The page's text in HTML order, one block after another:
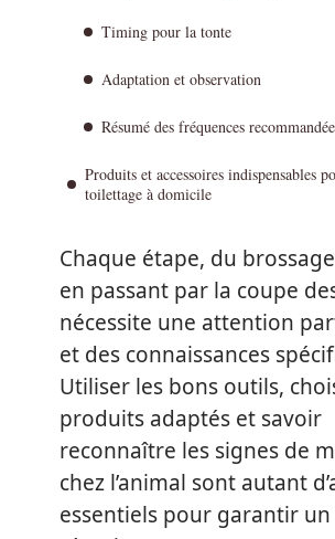
Timing pour la tonte
Adaptation et observation
Résumé des fréquences
Produits et accessoires indispensables
toilettage à domicile
Chaque étape, du
en passant par la coupe
nécessite une attention
et des connaissances
Utiliser les bons outils,
produits adaptés et savoir
reconnaître les signes de
chez l’animal sont autant
essentiels pour garantir